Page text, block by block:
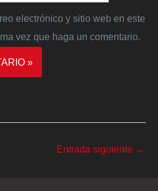
electrónico y sitio web en este
vez que haga un comentario.
Entrada siguiente →